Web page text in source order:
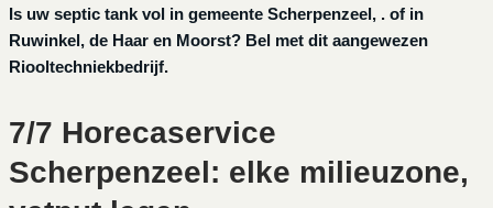
Is uw septic tank vol in gemeente Scherpenzeel, . of in
Ruwinkel, de Haar en Moorst? Bel met dit aangewezen
Riooltechniekbedrijf.
7/7 Horecaservice
Scherpenzeel: elke milieuzone,